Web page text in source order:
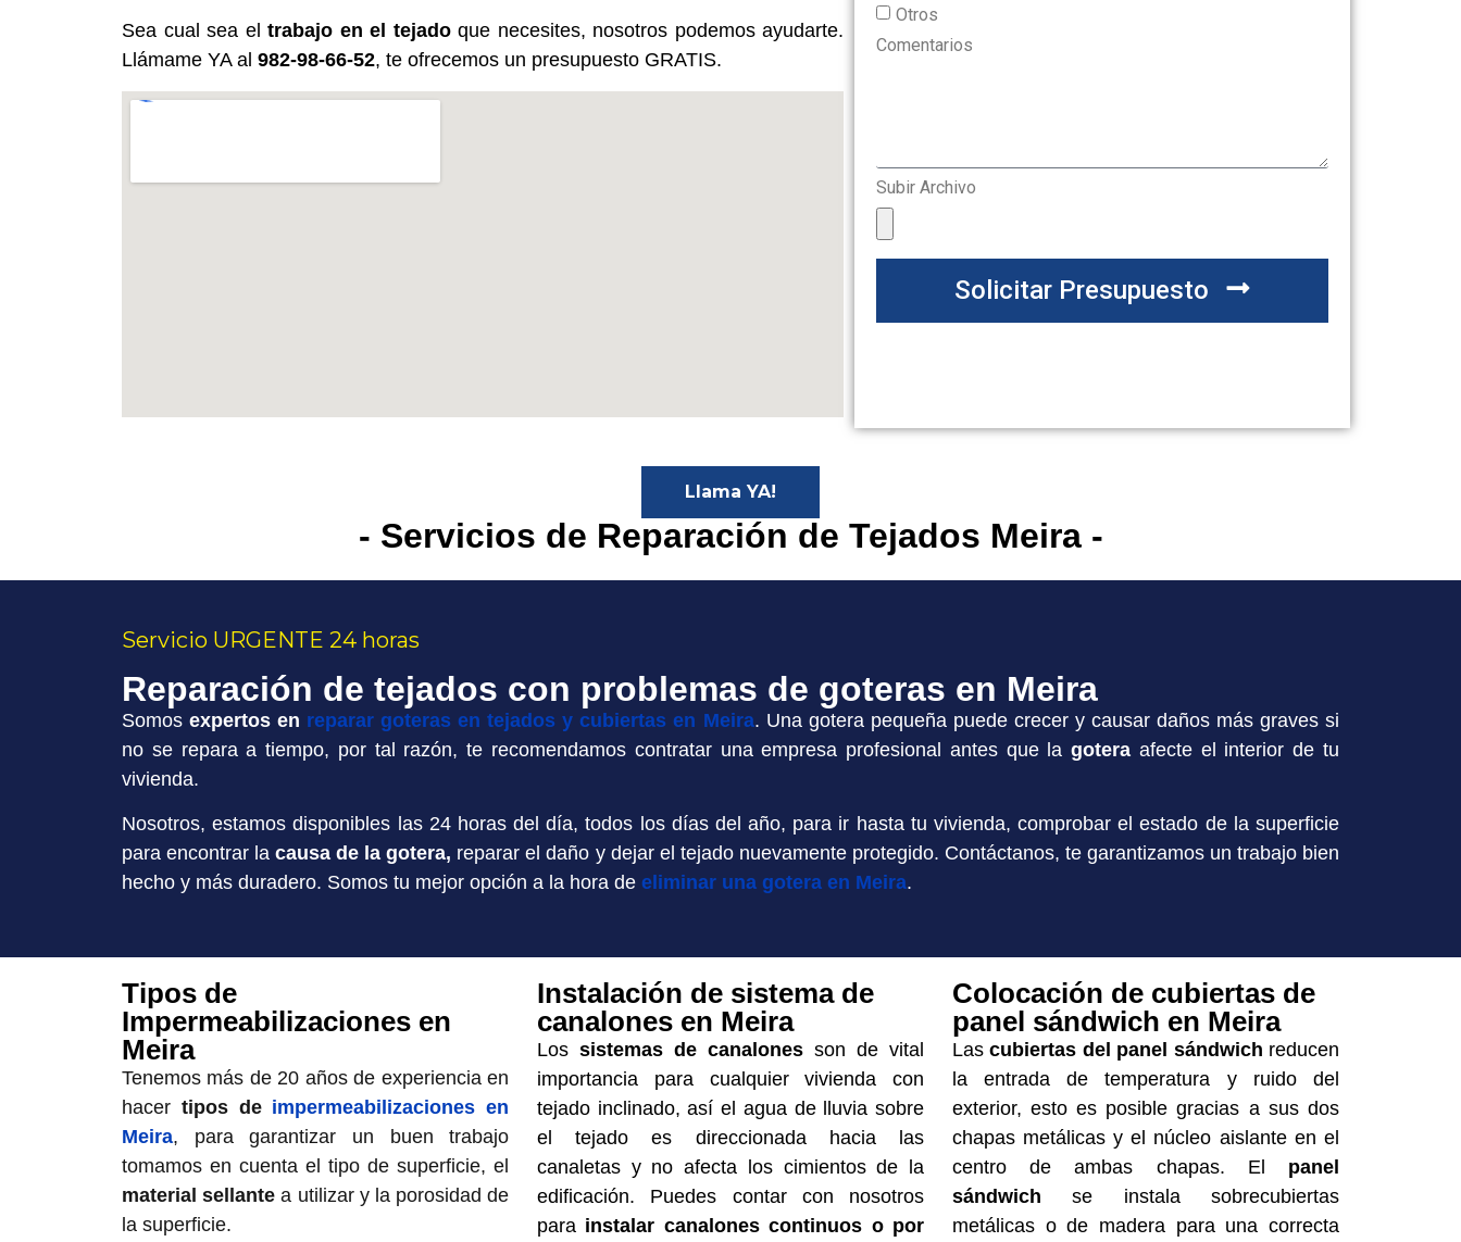
Sea cual sea el trabajo en el tejadoque necesites, nosotros podemos ayudarte.
Llámame YA al 982-98-66-52, te ofrecemos un presupuesto GRATIS.
Otros
Comentarios
Subir Archivo
Solicitar Presupuesto
Llama YA!
- Servicios de Reparación de Tejados Meira -
Servicio URGENTE 24 horas
Reparación de tejados con problemas de goteras en Meira
Somosexpertos en reparar goteras en tejados y cubiertas en Meira. Una gotera pequeña puede crecer y causar daños más graves si
no se repara a tiempo, por tal razón, te recomendamos contratar una empresa profesional antes que lagotera afecte el interior de tu
vivienda.
Nosotros, estamos disponibles las 24 horas del día, todos los días del año, para ir hasta tu vivienda, comprobar el estado de la superficie
para encontrar lacausa de la gotera, reparar el daño y dejar el tejado nuevamente protegido. Contáctanos, te garantizamos un trabajo bien
hecho y más duradero. Somos tu mejor opción a la hora de eliminar una gotera en Meira.
Tipos de
Impermeabilizaciones en
Meira
Tenemos más de 20 años de experiencia en
hacer tipos de impermeabilizaciones en
Meira, para garantizar un buen trabajo
tomamos en cuenta el tipo de superficie, el
material sellante a utilizar y la porosidad de
la superficie.
Instalación de sistema de
canalones en Meira
Los sistemas de canalones son de vital
importancia para cualquier vivienda con
tejado inclinado, así el agua de lluvia sobre
el tejado es direccionada hacia las
canaletas y no afecta los cimientos de la
edificación. Puedes contar con nosotros
para instalar canalones continuos o por
Colocación de cubiertas de
panel sándwich en Meira
Lascubiertas del panel sándwich reducen
la entrada de temperatura y ruido del
exterior, esto es posible gracias a sus dos
chapas metálicas y el núcleo aislante en el
centro de ambas chapas. El panel
sándwich se instala sobrecubiertas
metálicas o de madera para una correcta